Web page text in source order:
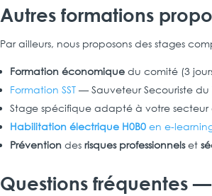
Autres formations
Par ailleurs, nous proposons des stages
Formation économique du comité (3
Formation SST — Sauveteur Secouriste du
Stage spécifique adapté à votre secteur
Habilitation électrique H0B0 en e-
Prévention desrisques professionnelset
Questions fréquentes